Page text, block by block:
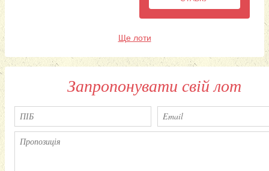
Ще лоти
Запропонувати свій лот